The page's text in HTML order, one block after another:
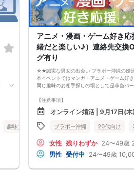
趣味コン オンライン婚活 三重県
アニメ・漫画・ゲーム好き
緒だと楽しい♪）連絡先交換
グ有り
☆★誠実な男女の出会い ブラボー沖縄の婚
本イベントではマンガ・アニメ・ゲーム好
同じ趣味のお相手探しの場として是非当パ
【注意事項】
・全国各地に募集しております。お相手の
る場合がございます。
・本人様確認書類のご提示をお願いしてお
カード等をご準備下さい。
で予めご了承下さいませ。
・終了時刻は目安となります。正確な終了
フよりご案内いたします。
オンライン婚活 | 9月17日(
ブラボー沖縄 20代向け
女性 残りわずか 24〜49歳
男性 受付中 24〜49歳